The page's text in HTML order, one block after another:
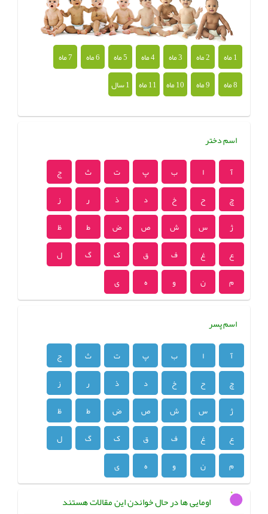
1 ماه 2 ماه 3 ماه 4 ماه 5 ماه 6 ماه
7 ماه
8 ماه
9 ماه 10 ماه 11 ماه 1 سال
اسم دختر
آ ا ب پ ت ث
ج
چ
ح خ د ذ ر
ز
ژ
س ش ص ض ط
ظ
ع
غ ف ق ک گ
ل
م
ن و ه ی
اسم پسر
آ ا ب پ ت ث
ج
چ
ح خ د ذ ر
ز
ژ
س ش ص ض ط
ظ
ع
غ ف ق ک گ
ل
م
ن و ه ی
اومایی ها در حال خواندن این مقالات هستند